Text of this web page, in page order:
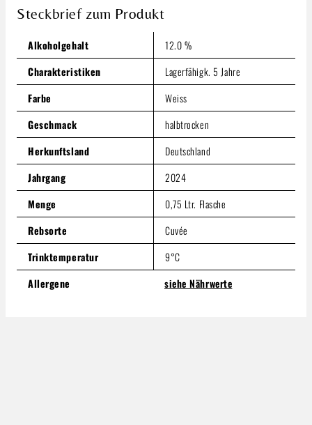
8,19 €
(10,92 € / 1 Liter)
Preise inkl. MwSt. zzgl. Versandkosten
Produkt Anzahl: Gib den gewünschten Wert ein oder
In den Warenkorb
Steckbrief zum Produkt
Alkoholgehalt
12.0 %
Charakteristiken
Lagerfähigk. 5 Jahre
Farbe
Weiss
Geschmack
halbtrocken
Herkunftsland
Deutschland
Jahrgang
2024
Menge
0,75 Ltr. Flasche
Rebsorte
Cuvée
Trinktemperatur
9°C
Allergene
siehe Nährwerte